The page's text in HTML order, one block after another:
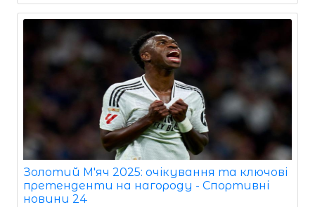
Золотий М'яч 2025: очікування та ключові
претенденти на нагороду - Спортивні
новини 24